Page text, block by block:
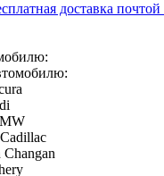
доставка
Cadillac
Changan